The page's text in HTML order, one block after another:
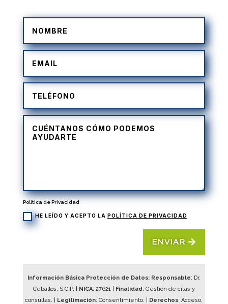
Política de Privacidad
HE LEÍDO Y ACEPTO LA POLÍTICA DE PRIVACIDAD
ENVIAR
Información Básica Protección de Datos: Responsable: Dr.
Ceballos, S.C.P. |
NICA: 27621| Finalidad: Gestión de citas y
consultas. |
Legitimación: Consentimiento. | Derechos: Acceso,